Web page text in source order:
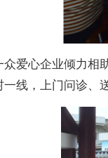
众爱心企业倾力相
一线，上门问诊、